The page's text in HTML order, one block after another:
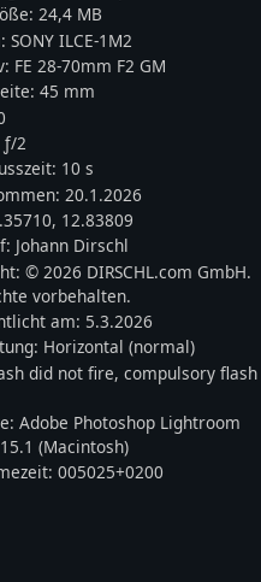
24,4 MB
SONY ILCE-1M2
FE 28-70mm F2 GM
45 mm
2
10 s
20.1.2026
, 12.83809
Johann Dirschl
© 2026 DIRSCHL.com GmbH.
vorbehalten.
am: 5.3.2026
Horizontal (normal)
did not fire, compulsory flash
Adobe Photoshop Lightroom
(Macintosh)
005025+0200